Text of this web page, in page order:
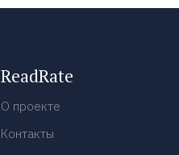
ReadRate
О проекте
Контакты